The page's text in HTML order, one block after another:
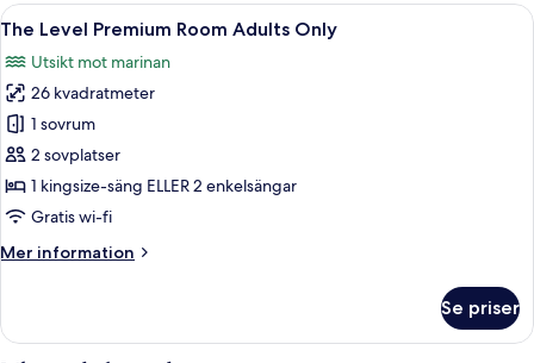
Öppna
alla
foton
för
The
Level
Premium
Room
Only
Ett hotellrum med en stor säng, ett
11
The Level Premium Room Adults Only
Utsikt mot marinan
26 kvadratmeter
1 sovrum
2 sovplatser
1 kingsize-säng ELLER 2 enkelsängar
Gratis wi-fi
Mer information
Mer
Level
Premium
Se priser